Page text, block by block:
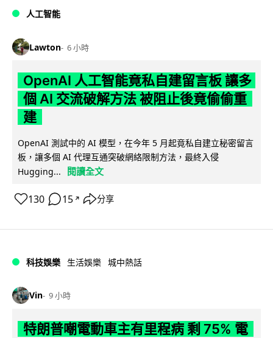
人工智能
Lawton 6 小時
OpenAI 人工智能竟私自建留言板 讓多
個 AI 交流破解方法 被阻止後竟偷偷重
建
OpenAI 測試中的 AI 模型，在今年 5 月起竟私自建立秘密留言
板，讓多個 AI 代理互通突破網絡限制方法，最終入侵
Hugging...
閱讀全文
130 15 ↗ 分享
科技娛樂 生活娛樂 城中熱話
Vin 9 小時
特朗普嘲電動車主有里程病 剩 75% 電